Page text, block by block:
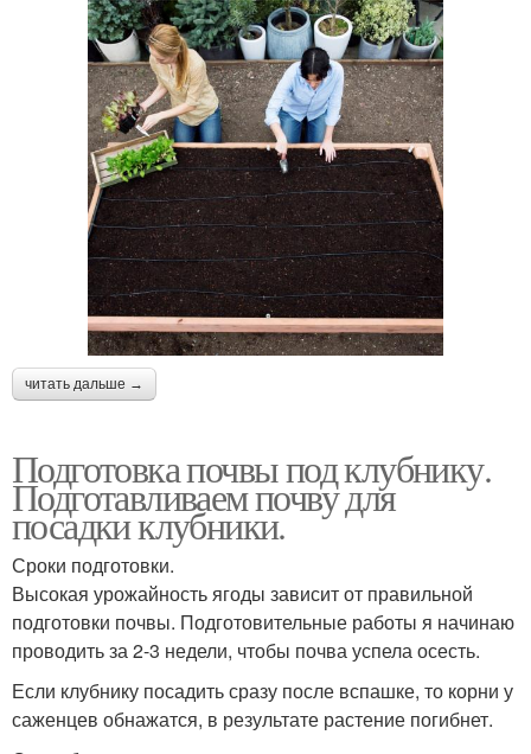
читать дальше →
Подготовка почвы под клубнику.
Подготавливаем почву для
посадки клубники.
Сроки подготовки.
Высокая урожайность ягоды зависит от правильной
подготовки почвы. Подготовительные работы я начинаю
проводить за 2-3 недели, чтобы почва успела осесть.
Если клубнику посадить сразу после вспашке, то корни у
саженцев обнажатся, в результате растение погибнет.